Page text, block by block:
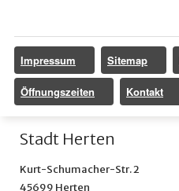
Impressum Sitemap
Öffnungszeiten Kontakt
Stadt Herten
Kurt-Schumacher-Str. 2
45699 Herten